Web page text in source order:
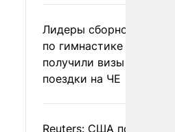
Лидеры сборной
по гимнастике не
получили визы для
поездки на ЧЕ
Reuters: США